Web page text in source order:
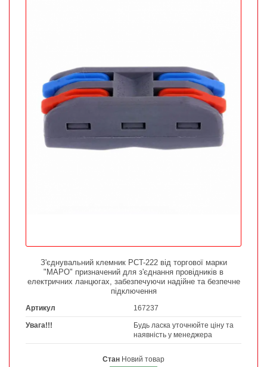
З'єднувальний клемник PCT-222 від торгової марки
"MAPO" призначений для з'єднання провідників в
електричних ланцюгах, забезпечуючи надійне та безпечне
підключення
Артикул 167237
Увага!!!
Будь ласка уточнюйте ціну та
наявність у менеджера
Стан Новий товар